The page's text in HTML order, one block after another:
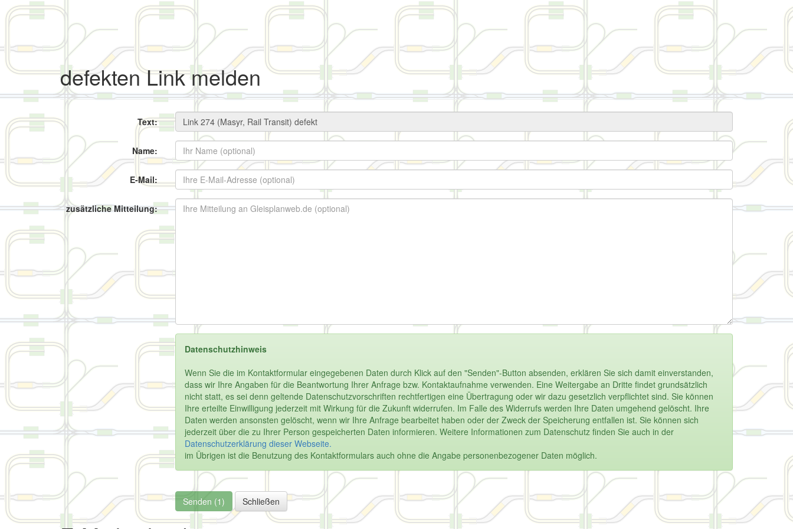
defekten Link melden
Text:
Name:
E-Mail:
zusätzliche Mitteilung:
Datenschutzhinweis
Wenn Sie die im Kontaktformular eingegebenen Daten durch Klick auf den "Senden"-Button absenden, erklären Sie sich damit einverstanden,
dass wir Ihre Angaben für die Beantwortung Ihrer Anfrage bzw. Kontaktaufnahme verwenden. Eine Weitergabe an Dritte findet grundsätzlich
nicht statt, es sei denn geltende Datenschutzvorschriften rechtfertigen eine Übertragung oder wir dazu gesetzlich verpflichtet sind. Sie können
Ihre erteilte Einwilligung jederzeit mit Wirkung für die Zukunft widerrufen. Im Falle des Widerrufs werden Ihre Daten umgehend gelöscht. Ihre
Daten werden ansonsten gelöscht, wenn wir Ihre Anfrage bearbeitet haben oder der Zweck der Speicherung entfallen ist. Sie können sich
jederzeit über die zu Ihrer Person gespeicherten Daten informieren. Weitere Informationen zum Datenschutz finden Sie auch in der
Datenschutzerklärung dieser Webseite.
im Übrigen ist die Benutzung des Kontaktformulars auch ohne die Angabe personenbezogener Daten möglich.
Senden (1) Schließen